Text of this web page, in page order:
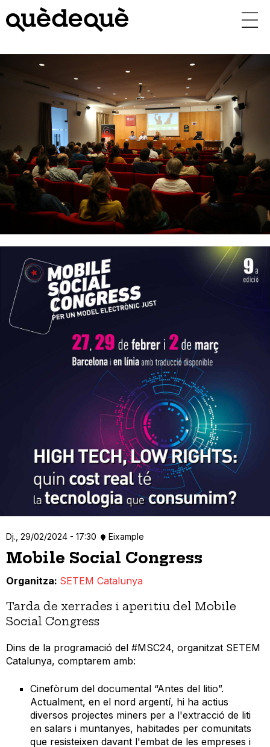
contingut
Dj., 29/02/2024 - 17:30 Eixample
Mobile Social Congress
Organitza SETEM Catalunya
Tarda de xerrades i aperitiu del Mobile
Social Congress
Dins de la programació del #MSC24, organitzat SETEM
Catalunya, comptarem amb:
​​​​​​​Cinefòrum del documental “Antes del litio”.
Actualment, en el nord argentí, hi ha actius
diversos projectes miners per a l'extracció de liti
en salars i muntanyes, habitades per comunitats
que resisteixen davant l'embat de les empreses i